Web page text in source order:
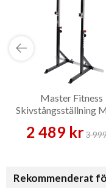
Master Fitness
Skivstångsställning
2 489 kr3
Rekommenderat